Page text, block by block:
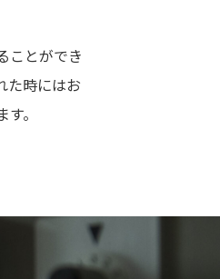
ことができ
た時にはお
。